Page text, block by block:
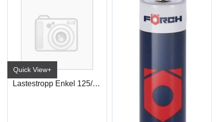
Quick View+
Lastestropp Enkel 125/ 250KG 25MM 3M